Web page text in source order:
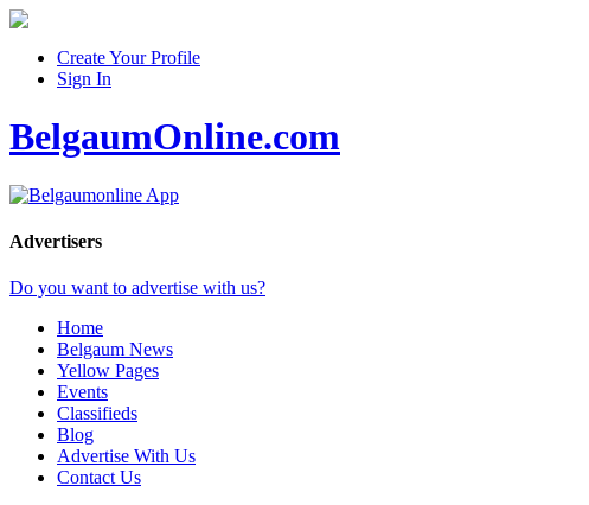
Create Your Profile
Sign In
BelgaumOnline.com
Advertisers
Do you want to advertise with us?
Home
Belgaum News
Yellow Pages
Events
Classifieds
Blog
Advertise With Us
Contact Us